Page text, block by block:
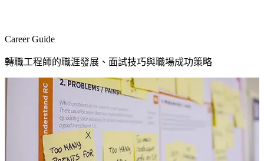
Career Guide
轉職工程師的職涯發展、面試技巧與職場成功策略